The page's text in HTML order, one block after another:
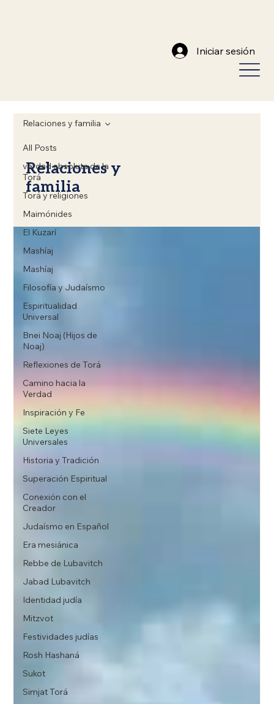
Iniciar sesión
All Posts
verdad absoluta de la
Torá
Torá y religiones
Maimónides
El Kuzarí
Mashíaj
Mashíaj
Filosofía y Judaísmo
Espiritualidad
Universal
Bnei Noaj (Hijos de
Noaj)
Reflexiones de Torá
Camino hacia la
Verdad
Inspiración y Fe
Siete Leyes
Universales
Historia y Tradición
Superación Espiritual
Conexión con el
Creador
Judaísmo en Español
Era mesiánica
Rebbe de Lubavitch
Jabad Lubavitch
Identidad judía
Mitzvot
Festividades judías
Rosh Hashaná
Sukot
Simjat Torá
Relaciones y familia
Relaciones y
familia